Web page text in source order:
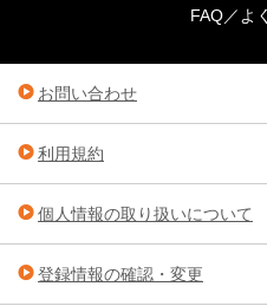
FAQ／よ
お問い合わせ
利用規約
個人情報の取り扱いについて
登録情報の確認・変更